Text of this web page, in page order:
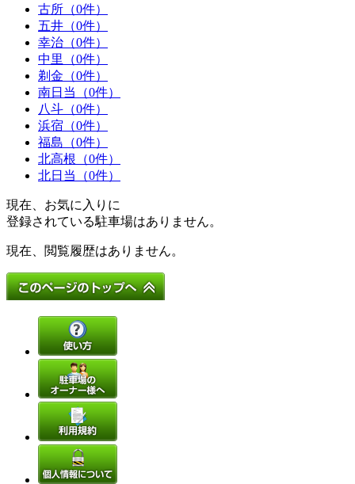
古所（0件）
五井（0件）
幸治（0件）
中里（0件）
剃金（0件）
南日当（0件）
八斗（0件）
浜宿（0件）
福島（0件）
北高根（0件）
北日当（0件）
現在、お気に入りに
登録されている駐車場はありません。
現在、閲覧履歴はありません。